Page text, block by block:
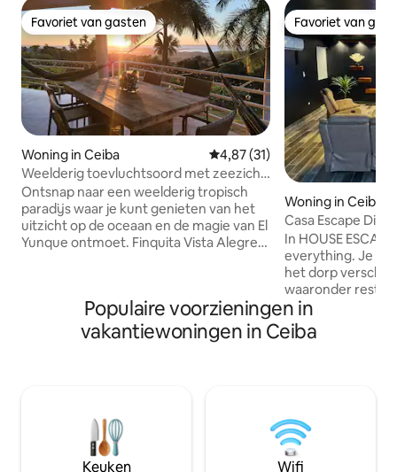
Favoriet van gasten
Favoriet van gasten
Woning in Ceiba Gemiddelde beoordeling van
4,87 (31)
Weelderig toevluchtsoord met zeezicht
in de buurt van het strand en El Yunque
Ontsnap naar een weelderig tropisch
paradijs waar je kunt genieten van het
uitzicht op de oceaan en de magie van El
Yunque ontmoet. Finquita Vista Alegre,
weinig buren. Ontspan in de natuur met
hangmatten, grill en geniet van de
geluiden van de natuur. Spot vogels,
zonsondergang in dit rustige, groene
toevluchtsoord.
Favoriet van
Favoriet van
Woning in Ceiba
Casa Escape
(Vieques en
In HOUSE
everything. Je
het dorp
waaronder
apotheken, bank
8 minuten van
Vieques en
een
recreatieve
minuten van de
Populaire voorzieningen in
vakantiewoningen in Ceiba
Keuken Wifi